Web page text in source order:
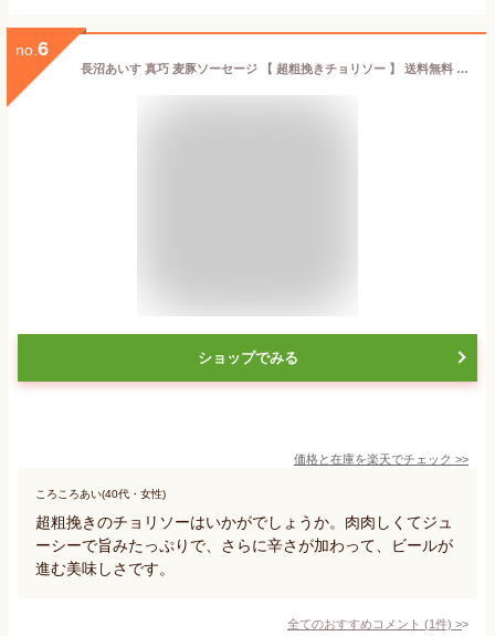
no. 6
長沼あいす 真巧 麦豚ソーセージ 【 超粗挽きチョリソー 】 送料無料 北海道 限定 ギフト 豚肉 加工品 BBQ バーベキュー 燻製 お取り寄せ お土産 贈り物 内祝い お祝い お返し 結婚祝い 出産祝い 誕生日祝い バレンタイン
ショップでみる
価格と在庫を楽天でチェック >>
ころころあい(40代・女性)
超粗挽きのチョリソーはいかがでしょうか。肉肉しくてジュ
ーシーで旨みたっぷりで、さらに辛さが加わって、ビールが
進む美味しさです。
全てのおすすめコメント (1件) >